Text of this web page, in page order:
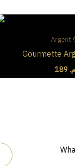
Argent
Gourmette